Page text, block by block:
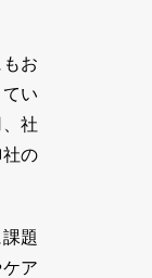
お
い
社
の
題
ア